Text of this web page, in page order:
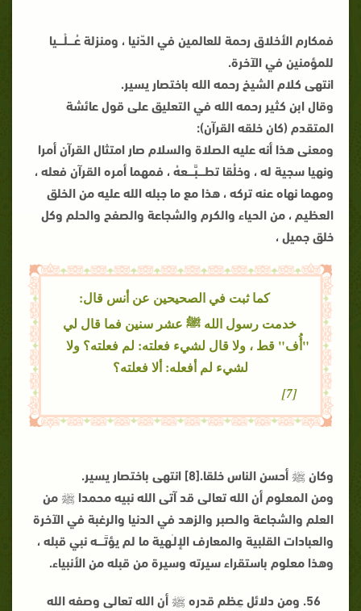
فمكارم الأخلاق رحمة للعالمين في الدّنيا ، ومنزلة عُــــلْــــيا
للمؤمنين في الآخرة.
انتهى كلام الشيخ رحمه الله باختصار يسير.
وقال ابن كثير رحمه الله في التعليق على قول عائشة
المتقدم (كان خلقه القرآن):
ومعنى هذا أنه عليه الصلاة والسلام صار امتثال القرآن أمرا
ونهيا سجية له ، وخلُقا تطــــبَّــــعهُ ، فمهما أمره القرآن فعله ،
ومهما نهاه عنه تركه ، هذا مع ما جبله الله عليه من الخلق
العظيم ، من الحياء والكرم والشجاعة والصفح والحلم وكل
خلق جميل ،
كما ثبت في الصحيحين عن أنس قال:
خدمت رسول الله ﷺ عشر سنين فما قال لي
"أُف" قط ، ولا قال لشيء فعلته: لم فعلته؟ ولا
لشيء لم أفعله: ألا فعلته؟
[7]
وكان ﷺ أحسن الناس خلقا.[8] انتهى باختصار يسير.
ومن المعلوم أن الله تعالى قد آتى الله نبيه محمدا ﷺ من
العلم والشجاعة والصبر والزهد في الدنيا والرغبة في الآخرة
والعبادات القلبية والمعارف الإلـٰهية ما لم يؤتَــــه نبي قبله ،
وهذا معلوم باستقراء سيرته وسيرة من قبله من الأنبياء.
56. ومن دلائل عِظم قدره ﷺ أن الله تعالى وصفه الله